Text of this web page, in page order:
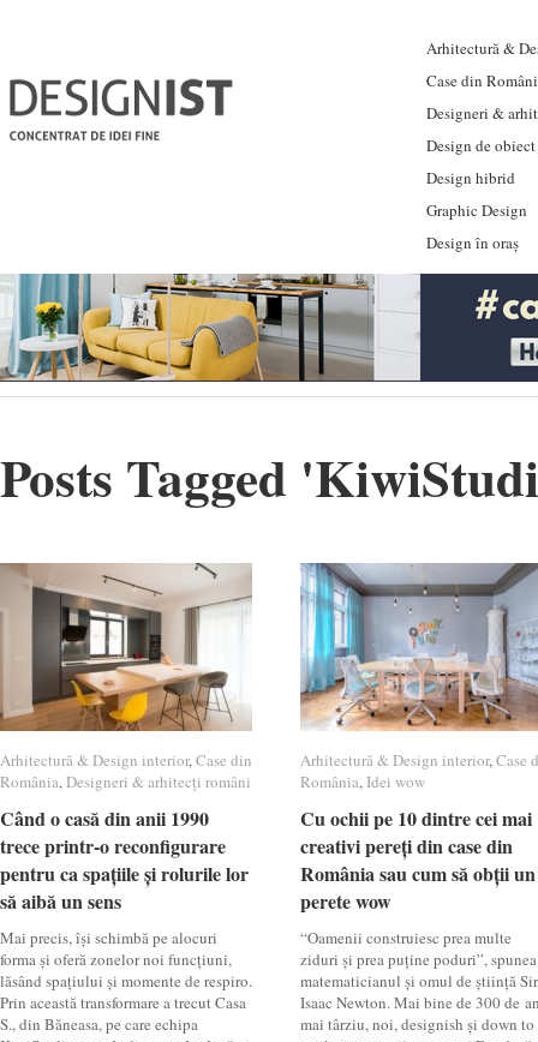
Arhitectură &
Case din
Designeri &
Design de obiect
Design hibrid
Graphic Design
Design în oraș
Posts Tagged '
Arhitectură & Design interior,Case din
România,Designeri & arhitecți români
Când o casă din anii 1990
trece printr-o reconfigurare
pentru ca spațiile și rolurile lor
să aibă un sens
Mai precis, își schimbă pe alocuri
forma și oferă zonelor noi funcțiuni,
lăsând spațiului și momente de respiro.
Prin această transformare a trecut Casa
S., din Băneasa, pe care echipa
Arhitectură & Design interior Case din
România Designeri & arhitecți români
Când o casă din anii 1990
trece printr-o reconfigurare
pentru ca spațiile și rolurile lor
să aibă un sens
Arhitectură & Design interior,Case
România, Idei wow
Cu ochii pe 10 dintre cei mai
creativi pereți din case din
România sau cum să obții un
perete wow
“Oamenii construiesc prea multe
ziduri și prea puține poduri”, spunea
matematicianul și omul de știință Sir
Isaac Newton. Mai bine de 300 de
mai târziu, noi, designish și down to
Arhitectură & Design interior Case
România Idei wow
Cu ochii pe 10 dintre cei mai
creativi pereți din case din
România sau cum să obții un
perete wow